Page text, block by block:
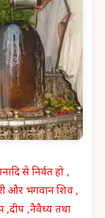
से निर्वत हो ,
और भगवान शिव ,
,दीप ,नैवैध्य तथा